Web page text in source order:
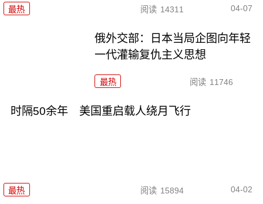
最热 阅读 14311 04-07
俄外交部：日本当局企图向年轻
一代灌输复仇主义思想
最热 阅读 11746
时隔50余年 美国重启载人绕月飞行
最热 阅读 15894 04-02